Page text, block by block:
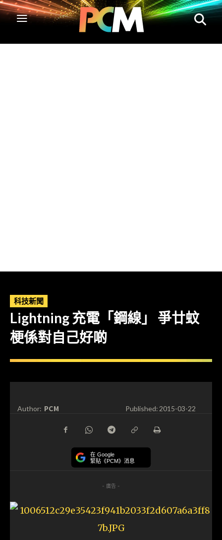
科技新聞
Lightning 充電「鋼線」 爭廿蚊
梗係對自己好啲
Author: PCM Published:2015-03-22
在 Google
緊貼《PCM》消息
- 廣告 -